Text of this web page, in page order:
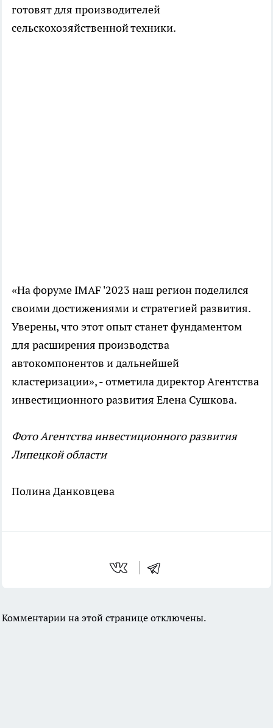
готовят для производителей
сельскохозяйственной техники.
«На форуме IMAF '2023 наш регион поделился
своими достижениями и стратегией развития.
Уверены, что этот опыт станет фундаментом
для расширения производства
автокомпонентов и дальнейшей
кластеризации», - отметила директор Агентства
инвестиционного развития Елена Сушкова.
Фото Агентства инвестиционного развития
Липецкой области
Полина Данковцева
Комментарии на этой странице отключены.